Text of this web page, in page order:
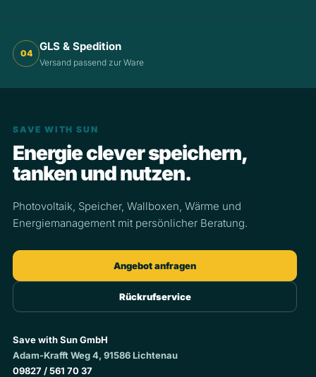
04
GLS & Spedition
Versand passend zur Ware
SAVE WITH SUN
Energie clever speichern,
tanken und nutzen.
Photovoltaik, Speicher, Wallboxen, Wärme und
Energiemanagement mit persönlicher Beratung.
Angebot anfragen
Rückrufservice
Save with Sun GmbH
Adam-Krafft Weg 4, 91586 Lichtenau
09827 / 561 70 37